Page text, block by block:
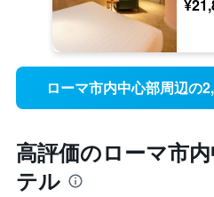
ローマ市内中心部周辺の
高評価のローマ市
テル